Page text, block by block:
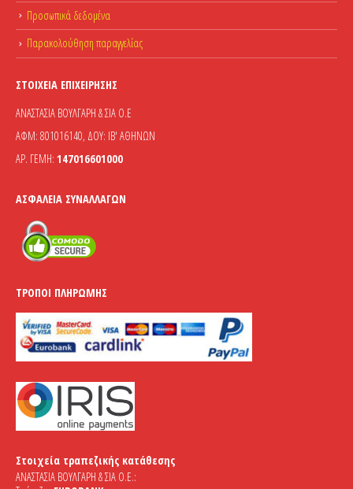
Προσωπικά δεδομένα
Παρακολούθηση παραγγελίας
ΣΤΟΙΧΕΊΑ ΕΠΙΧΕΊΡΗΣΗΣ
ΑΝΑΣΤΑΣΙΑ ΒΟΥΛΓΑΡΗ & ΣΙΑ Ο.Ε
ΑΦΜ: 801016140, ΔΟΥ: ΙΒ' ΑΘΗΝΩΝ
ΑΡ. ΓΕΜΗ: 147016601000
ΑΣΦΆΛΕΙΑ ΣΥΝΑΛΛΑΓΏΝ
ΤΡΌΠΟΙ ΠΛΗΡΩΜΉΣ
Στοιχεία τραπεζικής κατάθεσης
ΑΝΑΣΤΑΣΙΑ ΒΟΥΛΓΑΡΗ & ΣΙΑ Ο.Ε.: